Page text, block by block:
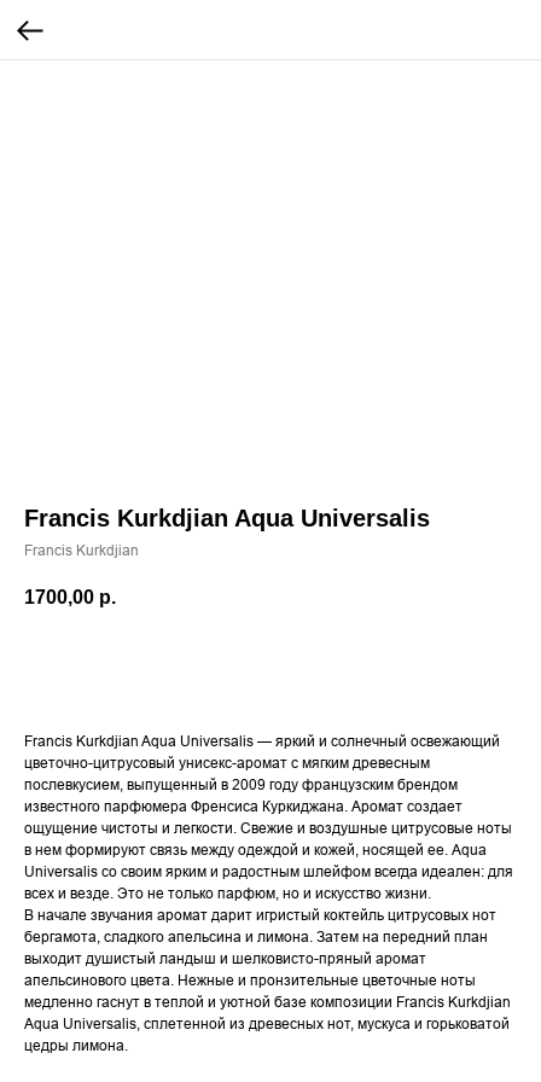
Francis Kurkdjian Aqua Universalis
Francis Kurkdjian
1700,00 р.
Francis Kurkdjian Aqua Universalis — яркий и солнечный освежающий
цветочно-цитрусовый унисекс-аромат с мягким древесным
послевкусием, выпущенный в 2009 году французским брендом
известного парфюмера Френсиса Куркиджана. Аромат создает
ощущение чистоты и легкости. Свежие и воздушные цитрусовые ноты
в нем формируют связь между одеждой и кожей, носящей ее. Aqua
Universalis со своим ярким и радостным шлейфом всегда идеален: для
всех и везде. Это не только парфюм, но и искусство жизни.
В начале звучания аромат дарит игристый коктейль цитрусовых нот
бергамота, сладкого апельсина и лимона. Затем на передний план
выходит душистый ландыш и шелковисто-пряный аромат
апельсинового цвета. Нежные и пронзительные цветочные ноты
медленно гаснут в теплой и уютной базе композиции Francis Kurkdjian
Aqua Universalis, сплетенной из древесных нот, мускуса и горьковатой
цедры лимона.